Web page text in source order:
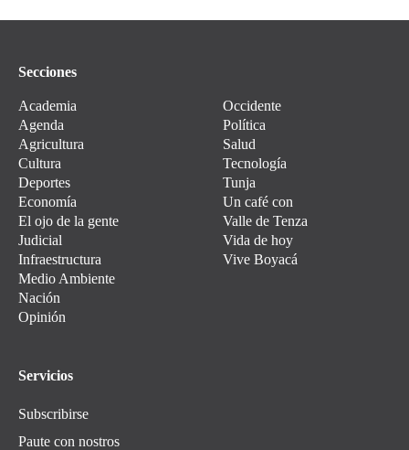
Secciones
Academia
Agenda
Agricultura
Cultura
Deportes
Economía
El ojo de la gente
Judicial
Infraestructura
Medio Ambiente
Nación
Opinión
Occidente
Política
Salud
Tecnología
Tunja
Un café con
Valle de Tenza
Vida de hoy
Vive Boyacá
Servicios
Subscribirse
Paute con nostros